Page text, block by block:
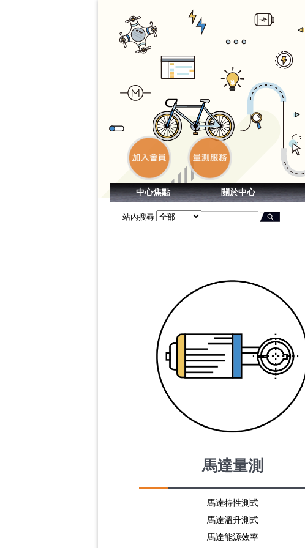
中心焦點 關於中心
站內搜尋
馬達量測
馬達特性測式
馬達溫升測式
馬達能源效率